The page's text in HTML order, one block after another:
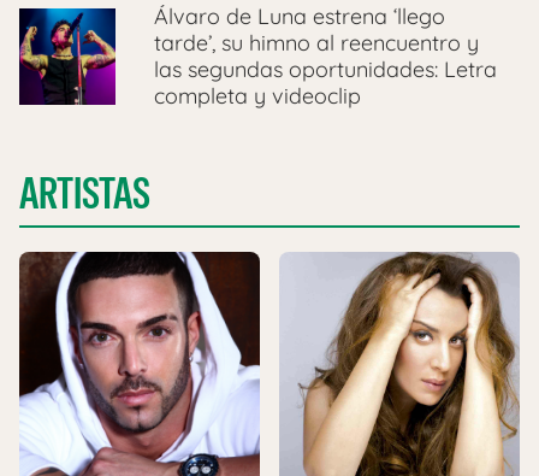
Álvaro de Luna estrena ‘llego
tarde’, su himno al reencuentro y
las segundas oportunidades: Letra
completa y videoclip
ARTISTAS